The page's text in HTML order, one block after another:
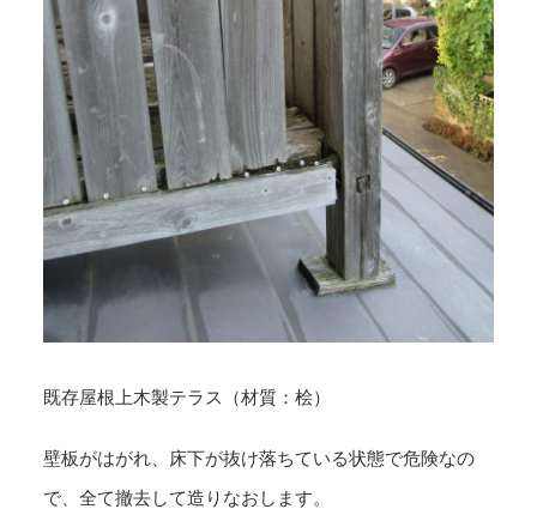
既存屋根上木製テラス（材質：桧）
壁板がはがれ、床下が抜け落ちている状態で危険なの
で、全て撤去して造りなおします。